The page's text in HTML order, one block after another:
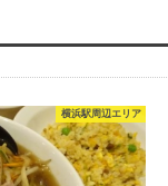
横浜駅周辺エリア